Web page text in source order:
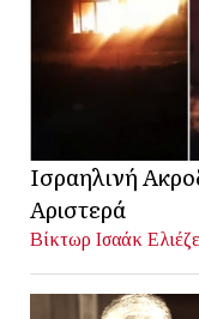
Ισραηλινή
Αριστερά
Βίκτωρ Ισαάκ